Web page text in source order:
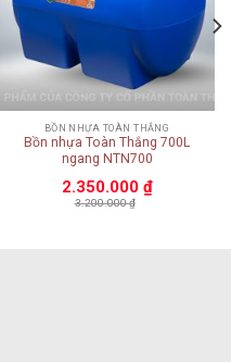
BỒN NHỰA TOÀN THẮNG
Bồn nhựa Toàn Thắng 700L
ngang NTN700
2.350.000 ₫
3.200.000₫